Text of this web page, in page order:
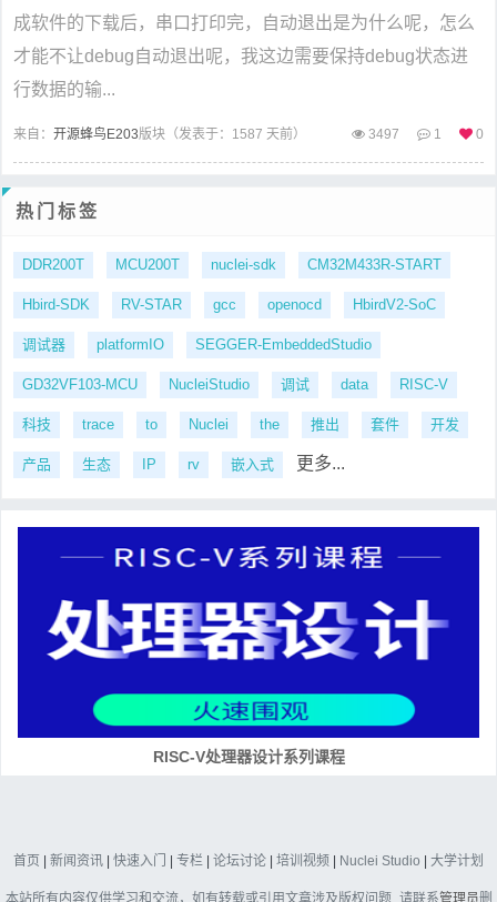
成软件的下载后，串口打印完，自动退出是为什么呢，怎么
才能不让debug自动退出呢，我这边需要保持debug状态进
行数据的输...
来自： 开源蜂鸟E203版块（发表于：1587 天前） 3497 1 0
热门标签
DDR200T MCU200T nuclei-sdk CM32M433R-START
Hbird-SDK RV-STAR gcc openocd HbirdV2-SoC
调试器 platformIO SEGGER-EmbeddedStudio
GD32VF103-MCU NucleiStudio 调试 data RISC-V
科技 trace to Nuclei the 推出 套件 开发
产品 生态 IP rv 嵌入式 更多...
RISC-V处理器设计系列课程
首页 新闻资讯 快速入门 专栏 论坛讨论 培训视频 Nuclei Studio 大学计划
本站所有内容仅供学习和交流，如有转载或引用文章涉及版权问题_请联系管理员删